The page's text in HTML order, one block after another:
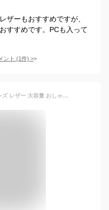
ザーもおすすめですが、
すすめです。PCも入って
ント (1件) >
ビジネスリュック リュック メンズ レザー 大容量 おしゃれ ビジネスバッグ 本革 カジュアル ビジネス ノートPC 通勤 通学 出張 収納 バックパック リュックサック a4 b5 ブラック 黒 バッグ PC 軽量 ビジネスバック ビジネスカバン メンズバッグ joya